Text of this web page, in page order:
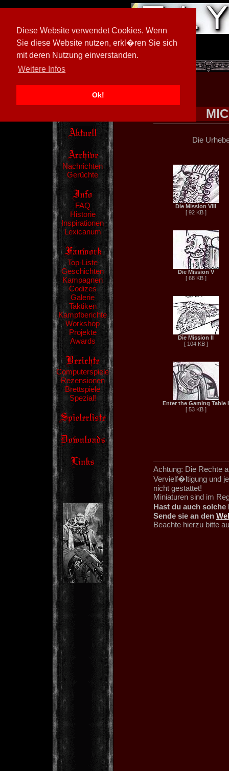
Diese Website verwendet Cookies. Wenn
Sie diese Website nutzen, erkl�ren Sie sich
mit deren Nutzung einverstanden.
Weitere Infos
Ok!
[ 602026/M3]
Nachrichten
Gerüchte
FAQ
Historie
Inspirationen
Lexicanum
Top-Liste
Geschichten
Kampagnen
Codizes
Galerie
Taktiken
Kampfberichte
Workshop
Projekte
Awards
Computerspiele
Rezensionen
Brettspiele
Spezial!
Die
Die Mission VIII
[ 92 KB ]
Die Mission V
[ 68 KB ]
Die Mission II
[ 104 KB ]
Enter the Gaming Table I
[ 53 KB ]
Achtung: Die Rechte
Vervielf�ltigung und
nicht gestattet!
Miniaturen sind im
Hast du auch
Sende sie an den
Beachte hierzu bitte